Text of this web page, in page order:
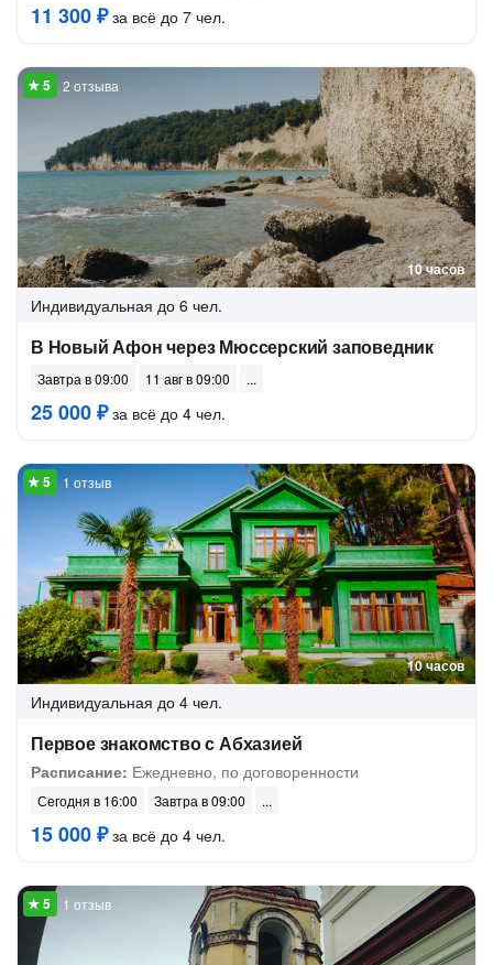
11 300 ₽за всё до 7 чел.
10 часов
2 отзыва
Индивидуальная до 6 чел.
В Новый Афон через Мюссерский заповедник
Завтра в 09:00 11 авг в 09:00
25 000 ₽за всё до 4 чел.
10 часов
1 отзыв
Индивидуальная до 4 чел.
Первое знакомство с Абхазией
Расписание: Ежедневно, по договоренности
Сегодня в 16:00 Завтра в 09:00
15 000 ₽за всё до 4 чел.
1 отзыв